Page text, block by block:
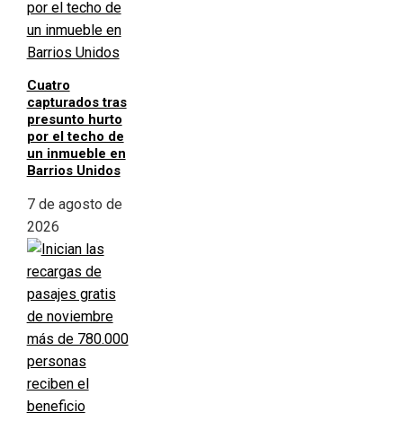
Cuatro
capturados tras
presunto hurto
por el techo de
un inmueble en
Barrios Unidos
7 de agosto de
2026